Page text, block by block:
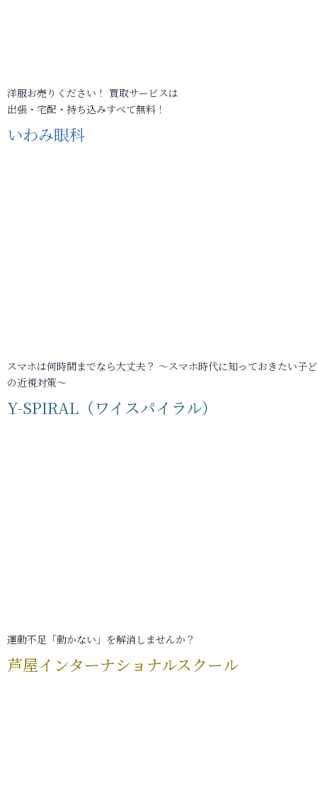
洋服お売りください！ 買取サービスは
出張・宅配・持ち込みすべて無料！
いわみ眼科
スマホは何時間までなら大丈夫？ ～スマホ時代に知っておきたい子
の近視対策～
Y-SPIRAL（ワイスパイラル）
運動不足「動かない」を解消しませんか？
芦屋インターナショナルスクール